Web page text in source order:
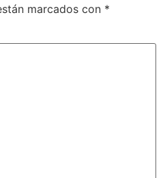
marcados con *